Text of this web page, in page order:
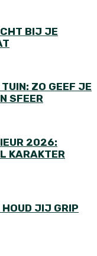
BIJ JE
ZO GEEF JE
SFEER
2026:
KARAKTER
JIJ GRIP